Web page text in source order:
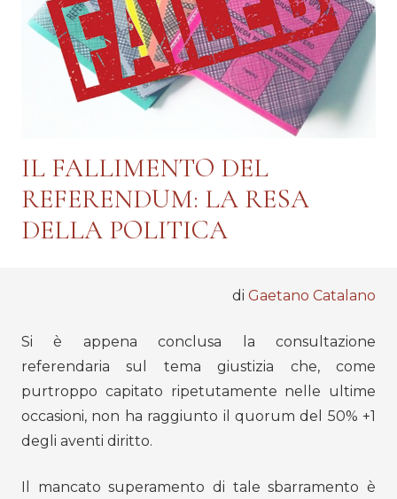
IL FALLIMENTO DEL
REFERENDUM: LA RESA
DELLA POLITICA
di Gaetano Catalano
Si è appena conclusa la consultazione
referendaria sul tema giustizia che, come
purtroppo capitato ripetutamente nelle ultime
occasioni, non ha raggiunto il quorum del 50% +1
degli aventi diritto.
Il mancato superamento di tale sbarramento è